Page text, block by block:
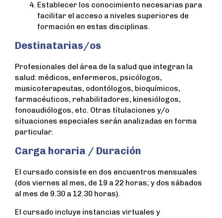
Establecer los conocimiento necesarias para
facilitar el acceso a niveles superiores de
formación en estas disciplinas.
Destinatarias/os
Profesionales del área de la salud que integran la
salud: médicos, enfermeros, psicólogos,
musicoterapeutas, odontólogos, bioquímicos,
farmacéuticos, rehabilitadores, kinesiólogos,
fonoaudiólogos, etc. Otras títulaciones y/o
situaciones especiales serán analizadas en forma
particular.
Carga horaria / Duración
El cursado consiste en dos encuentros mensuales
(dos viernes al mes, de 19 a 22 horas; y dos sábados
al mes de 9.30 a 12.30 horas).
El cursado incluye instancias virtuales y